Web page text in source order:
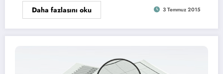
Daha fazlasını oku 3 Temmuz 2015